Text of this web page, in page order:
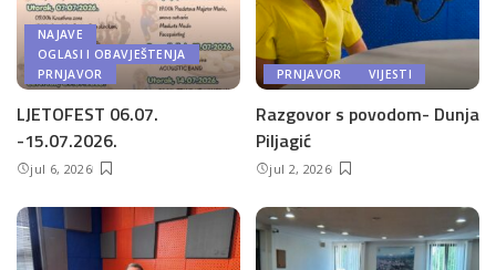
NAJAVE
OGLASI I OBAVJEŠTENJA
PRNJAVOR
LJETOFEST 06.07.
-15.07.2026.
jul 6, 2026
PRNJAVOR VIJESTI
Razgovor s povodom- Dunja
Piljagić
jul 2, 2026